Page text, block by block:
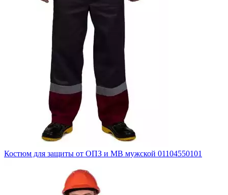
Костюм для защиты от ОПЗ и МВ мужской 01104550101